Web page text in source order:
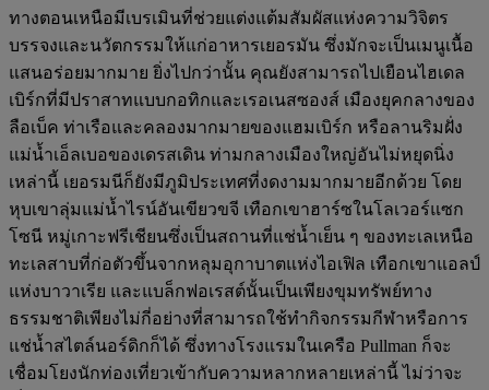
ทางตอนเหนือมีเบรเมินที่ช่วยแต่งแต้มสัมผัสแห่งความวิจิตร
บรรจงและนวัตกรรมให้แก่อาหารเยอรมัน ซึ่งมักจะเป็นเมนูเนื้อ
แสนอร่อยมากมาย ยิ่งไปกว่านั้น คุณยังสามารถไปเยือนไฮเดล
เบิร์กที่มีปราสาทแบบกอทิกและเรอเนสซองส์ เมืองยุคกลางของ
ลือเบ็ค ท่าเรือและคลองมากมายของแฮมเบิร์ก หรือลานริมฝั่ง
แม่น้ำเอ็ลเบอของเดรสเดิน ท่ามกลางเมืองใหญ่อันไม่หยุดนิ่ง
เหล่านี้ เยอรมนีก็ยังมีภูมิประเทศที่งดงามมากมายอีกด้วย โดย
หุบเขาลุ่มแม่น้ำไรน์อันเขียวขจี เทือกเขาฮาร์ซในโลเวอร์แซก
โซนี หมู่เกาะฟรีเชียนซึ่งเป็นสถานที่แช่น้ำเย็น ๆ ของทะเลเหนือ
ทะเลสาบที่ก่อตัวขึ้นจากหลุมอุกาบาตแห่งไอเฟิล เทือกเขาแอลป์
แห่งบาวาเรีย และแบล็กฟอเรสต์นั้นเป็นเพียงขุมทรัพย์ทาง
ธรรมชาติเพียงไม่กี่อย่างที่สามารถใช้ทำกิจกรรมกีฬาหรือการ
แช่น้ำสไตล์นอร์ดิกก็ได้ ซึ่งทางโรงแรมในเครือ Pullman ก็จะ
เชื่อมโยงนักท่องเที่ยวเข้ากับความหลากหลายเหล่านี้ ไม่ว่าจะ